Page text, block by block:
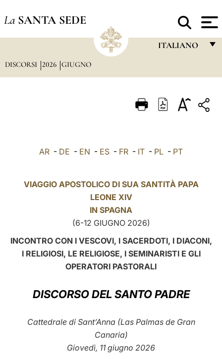
La SANTA SEDE
ITALIANO
ITALIANO
POLSKI
LATINE
DISCORSI 2026 GIUGNO
AR - DE - EN - ES - FR - IT - PL - PT
VIAGGIO APOSTOLICO DI SUA SANTITÀ PAPA
LEONE XIV
IN SPAGNA
(6-12 GIUGNO 2026)
INCONTRO CON I VESCOVI, I SACERDOTI, I DIACONI,
I RELIGIOSI, LE RELIGIOSE, I SEMINARISTI E GLI
OPERATORI PASTORALI
DISCORSO DEL SANTO PADRE
Cattedrale di Sant’Anna (Las Palmas de Gran
Canaria)
Giovedì, 11 giugno 2026